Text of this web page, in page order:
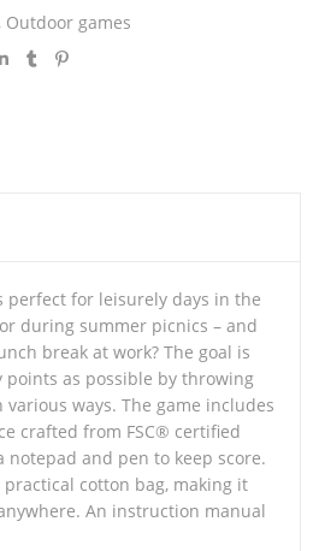
, Outdoor games
perfect for leisurely days in the
during summer picnics – and
break at work? The goal is
points as possible by throwing
ways. The game includes
crafted from FSC® certified
notepad and pen to keep score.
cotton bag, making it
An instruction manual